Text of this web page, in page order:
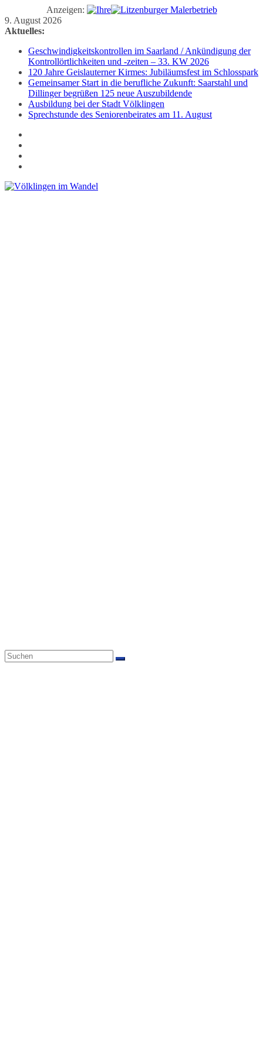
Anzeigen:
Zum
Inhalt
9. August 2026
Aktuelles:
Geschwindigkeitskontrollen im Saarland / Ankündigung der
Kontrollörtlichkeiten und -zeiten – 33. KW 2026
120 Jahre Geislauterner Kirmes: Jubiläumsfest im Schlosspark
Gemeinsamer Start in die berufliche Zukunft: Saarstahl und
Dillinger begrüßen 125 neue Auszubildende
Ausbildung bei der Stadt Völklingen
Sprechstunde des Seniorenbeirates am 11. August